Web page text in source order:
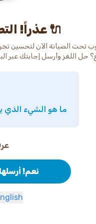
عذراً! التطبيق تحت الإصلاح 🔌
تحت الصيانة الآن لتحسين
ما هو الشيء الذي
نعم! أرسلها